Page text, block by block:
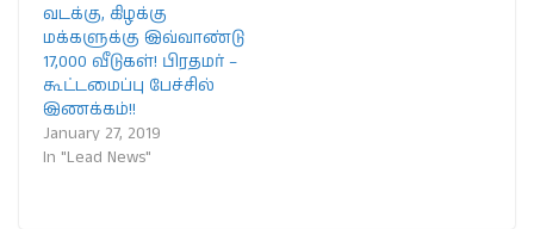
வடக்கு, கிழக்கு
மக்களுக்கு இவ்வாண்டு
17,000 வீடுகள்! பிரதமர் –
கூட்டமைப்பு பேச்சில்
இணக்கம்!!
January 27, 2019
In "Lead News"